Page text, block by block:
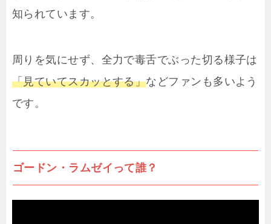
知られています。
周りを気にせず、全力で毒舌でぶった切る様子は
「見ていてスカッとする」などファンも多いよう
です。
ゴードン・ラムゼイって誰？